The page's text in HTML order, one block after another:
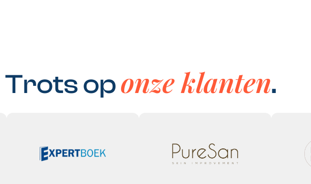
Trots oponze klanten.